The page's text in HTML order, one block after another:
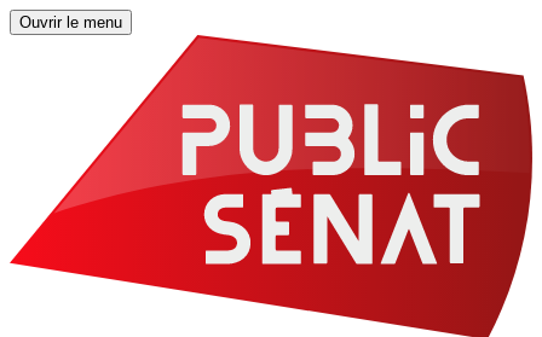
Ouvrir le menu